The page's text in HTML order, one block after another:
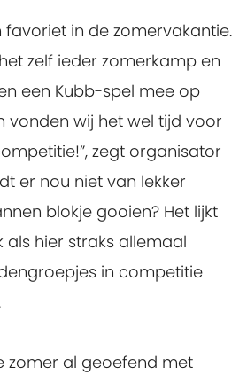
favoriet in de zomervakantie.
zelf ieder zomerkamp en
een Kubb-spel mee op
vonden wij het wel tijd voor
zegt organisator
er nou niet van lekker
blokje gooien? Het lijkt
als hier straks allemaal
in competitie
zomer al geoefend met